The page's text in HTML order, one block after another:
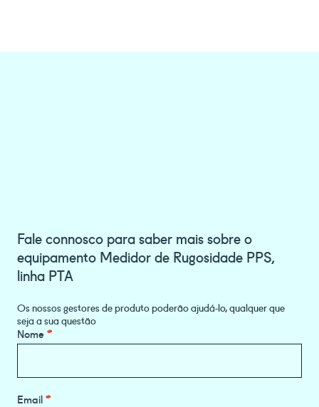
Fale connosco para saber mais sobre o
equipamento Medidor de Rugosidade PPS,
linha PTA
Os nossos gestores de produto poderão ajudá-lo, qualquer que
seja a sua questão
Product
Information
Nome*
Email*